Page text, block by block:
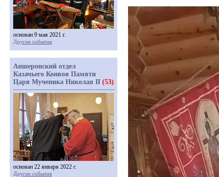
основан 9 мая 2021 г.
Другие события
Апшеронский отдел
Казачьего Конвоя Памяти
Царя Мученика Николая II (53)
основан 22 января 2022 г.
Другие события